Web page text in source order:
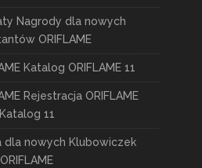
Nagrody dla nowych
ORIFLAME
Katalog ORIFLAME 11
Rejestracja ORIFLAME
Katalog 11
dla nowych Klubowiczek
ORIFLAME